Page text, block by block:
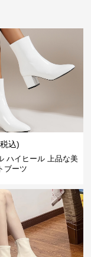
込)
ハイヒール 上品な美
ブーツ